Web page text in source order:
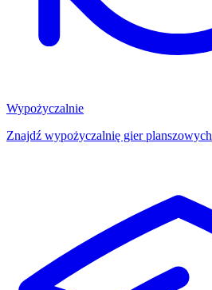
Wypożyczalnie
Znajdź wypożyczalnię gier planszowych